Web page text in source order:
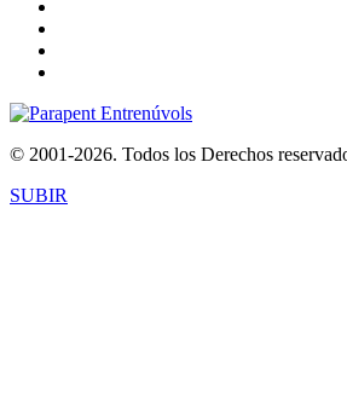
© 2001-2026. Todos los Derechos
SUBIR